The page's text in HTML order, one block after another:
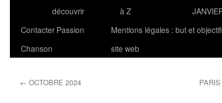
découvrir
à Z
Contacter Passion
Chanson
Mentions légales : but et
site web
← OCTOBRE 2024